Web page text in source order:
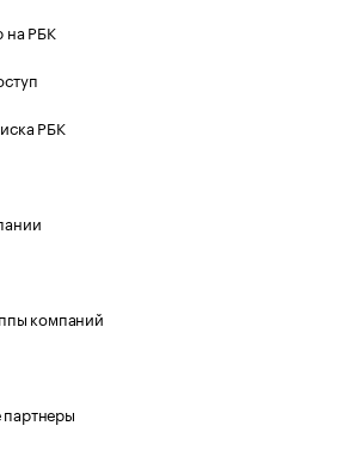
на РБК
РБК
компаний